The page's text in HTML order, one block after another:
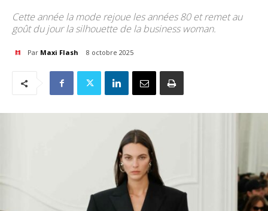
Cette année la mode rejoue les années 80 et remet au
goût du jour la silhouette de la business woman.
Par Maxi Flash 8 octobre 2025